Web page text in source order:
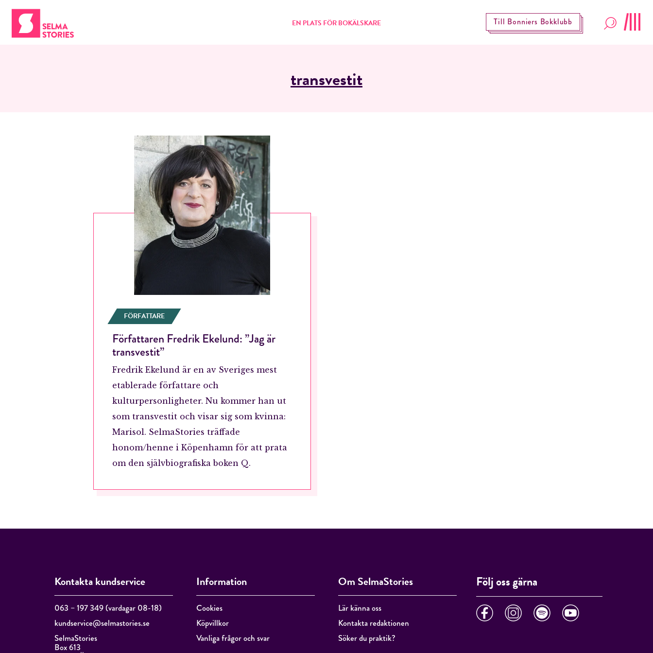
EN PLATS FÖR BOKÄLSKARE Till Bonniers Bokklubb
E-post*
Jag accepterar villkoren.
transvestit
FÖRFATTARE
Författaren Fredrik Ekelund: ”Jag är
transvestit”
Fredrik Ekelund är en av Sveriges mest
etablerade författare och
kulturpersonligheter. Nu kommer han ut
som transvestit och visar sig som kvinna:
Marisol. SelmaStories träffade
honom/henne i Köpenhamn för att prata
om den självbiografiska boken Q.
Kontakta kundservice
063 – 197 349 (vardagar 08-18)
kundservice@selmastories.se
SelmaStories
Box 613
Information
Cookies
Köpvillkor
Vanliga frågor och svar
Om SelmaStories
Lär känna oss
Kontakta redaktionen
Söker du praktik?
Följ oss gärna